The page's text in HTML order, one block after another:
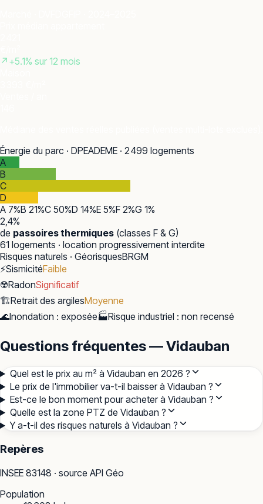
↗ +5.1% sur 12 mois
Énergie du parc · DPEADEME · 2 499 logements
A
B
C
D
A 7%B 21%C 50%D 14%E 5%F 2%G 1%
2,4%
de passoires thermiques (classes F & G)
61 logements · location progressivement interdite
Risques naturels · GéorisquesBRGM
⚡SismicitéFaible
☢️RadonSignificatif
🏗️Retrait des argilesMoyenne
🌊Inondation : exposée🏭Risque industriel : non recensé
Questions fréquentes — Vidauban
Quel est le prix au m² à Vidauban en 2026 ?
Le prix de l'immobilier va-t-il baisser à Vidauban ?
Est-ce le bon moment pour acheter à Vidauban ?
Quelle est la zone PTZ de Vidauban ?
Y a-t-il des risques naturels à Vidauban ?
Repères
INSEE 83148 · source API Géo
Population